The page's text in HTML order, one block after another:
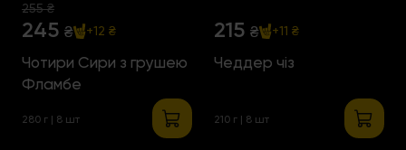
255 ₴
245 ₴ +12 ₴
Чотири Сири з грушею
Фламбе
280 г | 8 шт
215 ₴ +11 ₴
Чеддер чіз
210 г | 8 шт